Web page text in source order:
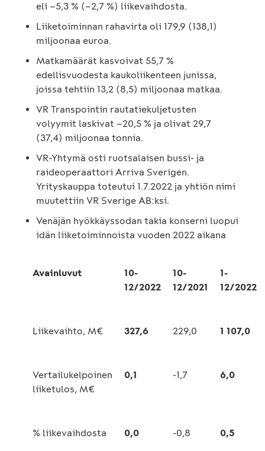
eli –5,3 % (–2,7 %) liikevaihdosta.
Liiketoiminnan rahavirta oli 179,9 (138,1)
miljoonaa euroa.
Matkamäärät kasvoivat 55,7 %
edellisvuodesta kaukoliikenteen junissa,
joissa tehtiin 13,2 (8,5) miljoonaa matkaa.
VR Transpointin rautatiekuljetusten
volyymit laskivat –20,5 % ja olivat 29,7
(37,4) miljoonaa tonnia.
VR-Yhtymä osti ruotsalaisen bussi- ja
raideoperaattori Arriva Sverigen.
Yrityskauppa toteutui 1.7.2022 ja yhtiön nimi
muutettiin VR Sverige AB:ksi.
Venäjän hyökkäyssodan takia konserni luopui
idän liiketoiminnoista vuoden 2022 aikana
Avainluvut
10-
12/2022
10-
12/2021
1-
12/2022
Liikevaihto, M€ 327,6 229,0 1 107,0
Vertailukelpoinen
liiketulos, M€
0,1 -1,7 6,0
% liikevaihdosta 0,0 -0,8 0,5